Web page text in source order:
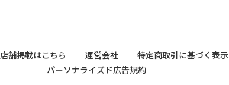
店舗掲載はこちら 運営会社 特定商取引に基づく表示
パーソナライズド広告規約